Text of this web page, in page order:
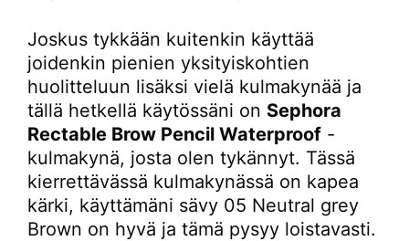
Joskus tykkään kuitenkin käyttää
joidenkin pienien yksityiskohtien
huolitteluun lisäksi vielä kulmakynää ja
tällä hetkellä käytössäni on Sephora
Rectable Brow Pencil Waterproof -
kulmakynä, josta olen tykännyt. Tässä
kierrettävässä kulmakynässä on kapea
kärki, käyttämäni sävy 05 Neutral grey
Brown on hyvä ja tämä pysyy loistavasti.